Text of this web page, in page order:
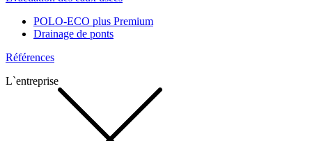
POLO-ECO plus Premium
Drainage de ponts
Références
L`entreprise